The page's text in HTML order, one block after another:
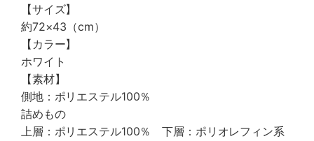
【サイズ】
約72×43（cm）
【カラー】
ホワイト
【素材】
側地：ポリエステル100％
詰めもの
上層：ポリエステル100％ 下層：ポリオレフィン系